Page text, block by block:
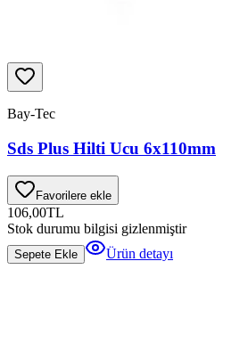
Bay-Tec
Sds Plus Hilti Ucu 6x110mm
Favorilere ekle
106,00TL
Stok durumu bilgisi gizlenmiştir
Sepete Ekle Ürün detayı